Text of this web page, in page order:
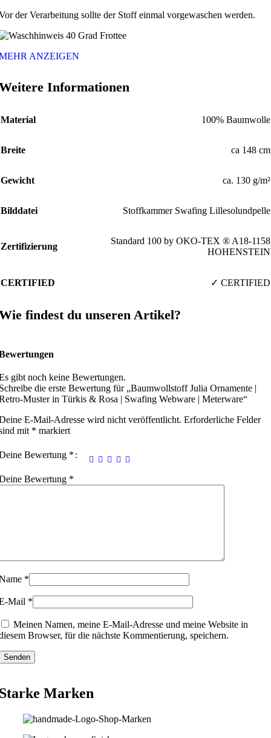
der Verarbeitung sollte der Stoff einmal vorgewaschen werden.
ANZEIGEN
Informationen
Material 100% Baumwolle
Breite ca 148 cm
Gewicht ca. 130 g/m²
Bilddatei Stoffkammer Swafing Lillesolundpelle
Zertifizierung
Standard 100 by OKO-TEX ® A18-1158
HOHENSTEIN
CERTIFIED ✓ CERTIFIED
findest du unseren Artikel?
gibt noch keine Bewertungen.
die erste Bewertung für „Baumwollstoff Julia Ornamente |
Muster in Türkis & Rosa | Swafing Webware | Meterware“
E-Mail-Adresse wird nicht veröffentlicht. Erforderliche Felder
mit * markiert
Bewertung *
Bewertung *
*
Mail *
Meinen Namen, meine E-Mail-Adresse und meine Website in
Browser, für die nächste Kommentierung, speichern.
Marken